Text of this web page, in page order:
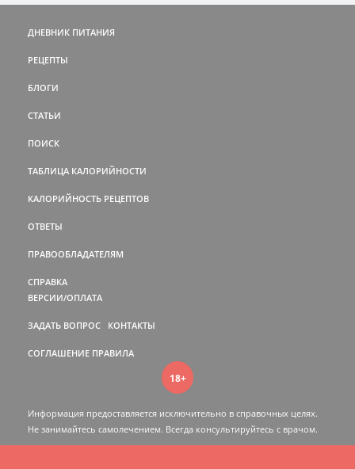
ДНЕВНИК ПИТАНИЯ
РЕЦЕПТЫ
БЛОГИ
СТАТЬИ
ПОИСК
ТАБЛИЦА КАЛОРИЙНОСТИ
КАЛОРИЙНОСТЬ РЕЦЕПТОВ
ОТВЕТЫ
ПРАВООБЛАДАТЕЛЯМ
СПРАВКА
ВЕРСИИ/ОПЛАТА
ЗАДАТЬ ВОПРОС КОНТАКТЫ
СОГЛАШЕНИЕ ПРАВИЛА
18+
Информация предоставляется исключительно в справочных целях.
Не занимайтесь самолечением. Всегда консультируйтесь c врачом.